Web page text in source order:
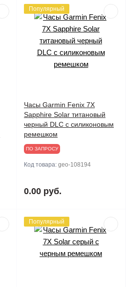
Популярный
Часы Garmin Fenix 7X
Sapphire Solar титановый
черный DLC с силиконовым
ремешком
ПО ЗАПРОСУ
Код товара: geo-108194
0.00 руб.
Популярный